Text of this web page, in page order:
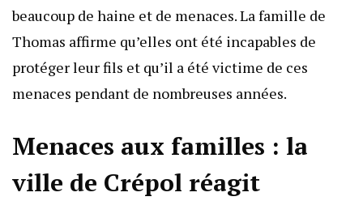
beaucoup de haine et de menaces. La famille de
Thomas affirme qu’elles ont été incapables de
protéger leur fils et qu’il a été victime de ces
menaces pendant de nombreuses années.
Menaces aux familles : la
ville de Crépol réagit